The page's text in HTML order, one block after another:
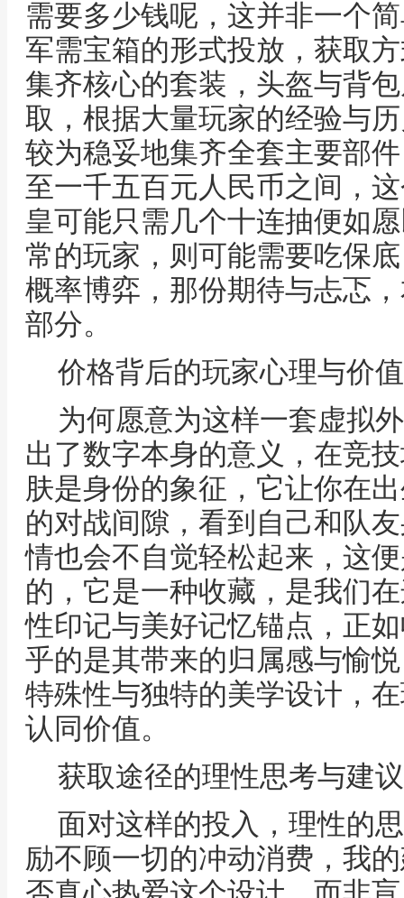
需要多少钱呢，这并非一个
军需宝箱的形式投放，获取
集齐核心的套装，头盔与背
取，根据大量玩家的经验与
较为稳妥地集齐全套主要部
至一千五百元人民币之间，
皇可能只需几个十连抽便如
常的玩家，则可能需要吃保
概率博弈，那份期待与忐忑
部分。
价格背后的玩家心理与价值
为何愿意为这样一套虚拟
出了数字本身的意义，在竞
肤是身份的象征，它让你在
的对战间隙，看到自己和队
情也会不自觉轻松起来，这
的，它是一种收藏，是我们
性印记与美好记忆锚点，正
乎的是其带来的归属感与愉
特殊性与独特的美学设计，
认同价值。
获取途径的理性思考与建议
面对这样的投入，理性的
励不顾一切的冲动消费，我